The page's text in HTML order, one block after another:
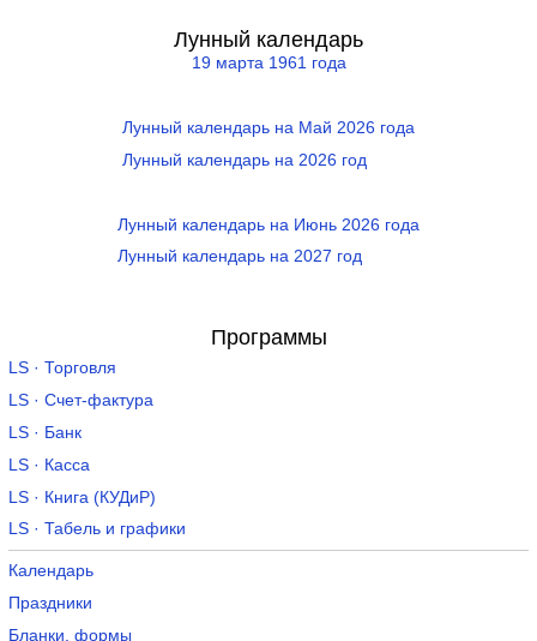
Лунный календарь
19 марта 1961 года
Лунный календарь на Май 2026 года
Лунный календарь на 2026 год
Лунный календарь на Июнь 2026 года
Лунный календарь на 2027 год
Программы
LS · Торговля
LS · Счет-фактура
LS · Банк
LS · Касса
LS · Книга (КУДиР)
LS · Табель и графики
Календарь
Праздники
Бланки, формы